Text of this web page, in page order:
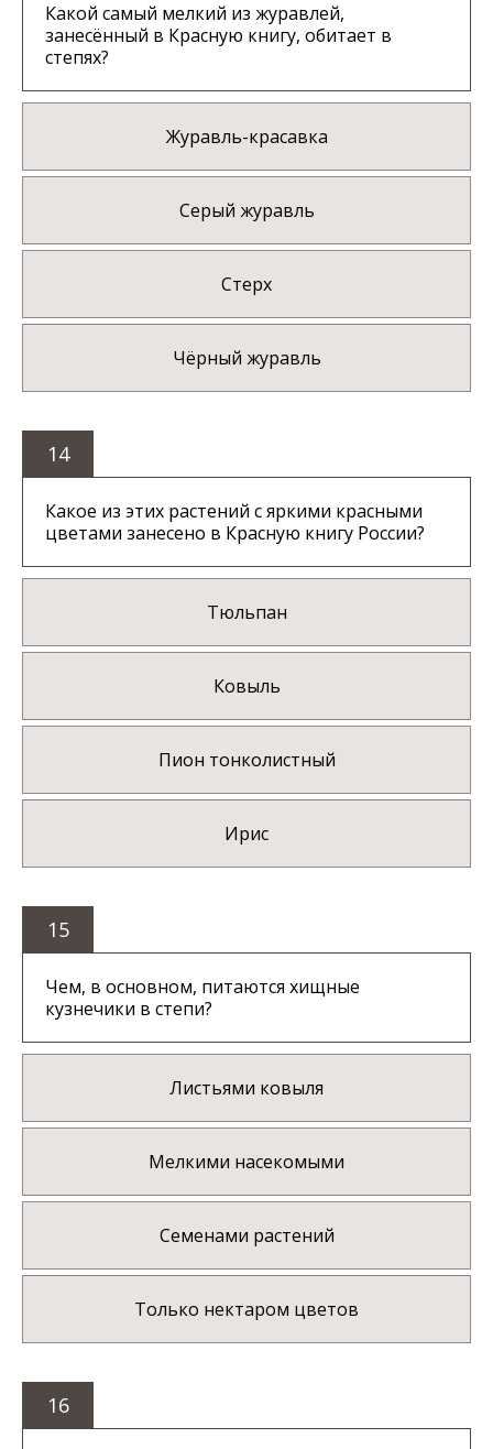
Какой самый мелкий из журавлей,
занесённый в Красную книгу, обитает в
степях?
Журавль-красавка
Серый журавль
Стерх
Чёрный журавль
14
Какое из этих растений с яркими красными
цветами занесено в Красную книгу России?
Тюльпан
Ковыль
Пион тонколистный
Ирис
15
Чем, в основном, питаются хищные
кузнечики в степи?
Листьями ковыля
Мелкими насекомыми
Семенами растений
Только нектаром цветов
16